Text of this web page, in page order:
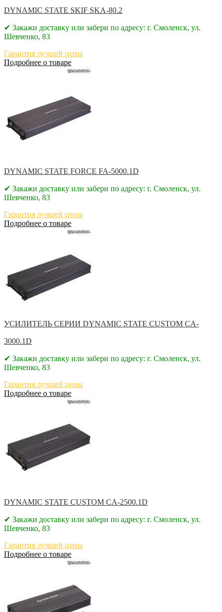
DYNAMIC STATE SKIF SKA-80.2
✔ Закажи доставку или забери по адресу: г. Смоленск, ул.
Шевченко, 83
Гарантия лучшей цены
Подробнее о товаре
DYNAMIC STATE FORCE FA-5000.1D
✔ Закажи доставку или забери по адресу: г. Смоленск, ул.
Шевченко, 83
Гарантия лучшей цены
Подробнее о товаре
УСИЛИТЕЛЬ СЕРИИ DYNAMIC STATE CUSTOM CA-
3000.1D
✔ Закажи доставку или забери по адресу: г. Смоленск, ул.
Шевченко, 83
Гарантия лучшей цены
Подробнее о товаре
DYNAMIC STATE CUSTOM CA-2500.1D
✔ Закажи доставку или забери по адресу: г. Смоленск, ул.
Шевченко, 83
Гарантия лучшей цены
Подробнее о товаре